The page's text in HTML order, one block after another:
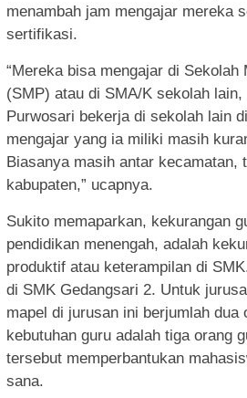
menambah jam mengajar mereka
sertifikasi.
“Mereka bisa mengajar di Sekolah
(SMP) atau di SMA/K sekolah
Purwosari bekerja di sekolah lain
mengajar yang ia miliki masih
Biasanya masih antar kecamatan,
kabupaten,” ucapnya.
Sukito memaparkan, kekurangan
pendidikan menengah, adalah
produktif atau keterampilan di
di SMK Gedangsari 2. Untuk
mapel di jurusan ini berjumlah dua
kebutuhan guru adalah tiga orang
tersebut memperbantukan
sana.